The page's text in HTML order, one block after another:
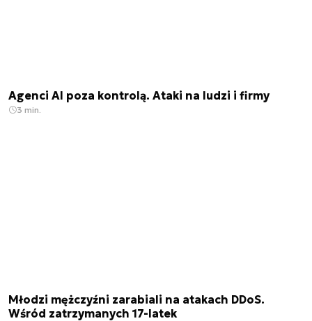
Agenci AI poza kontrolą. Ataki na ludzi i firmy
3 min.
Młodzi mężczyźni zarabiali na atakach DDoS.
Wśród zatrzymanych 17-latek